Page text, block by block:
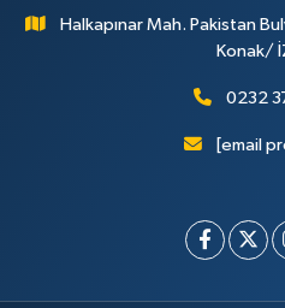
Halkapınar Mah. Pakistan
Konak/
0232
[email